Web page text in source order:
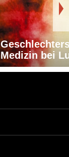
Medizin bei